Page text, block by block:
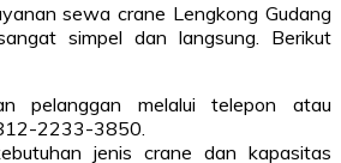
sewa crane Lengkong Gudang
simpel dan langsung. Berikut
pelanggan melalui telepon atau
2233-3850.
jenis crane dan kapasitas